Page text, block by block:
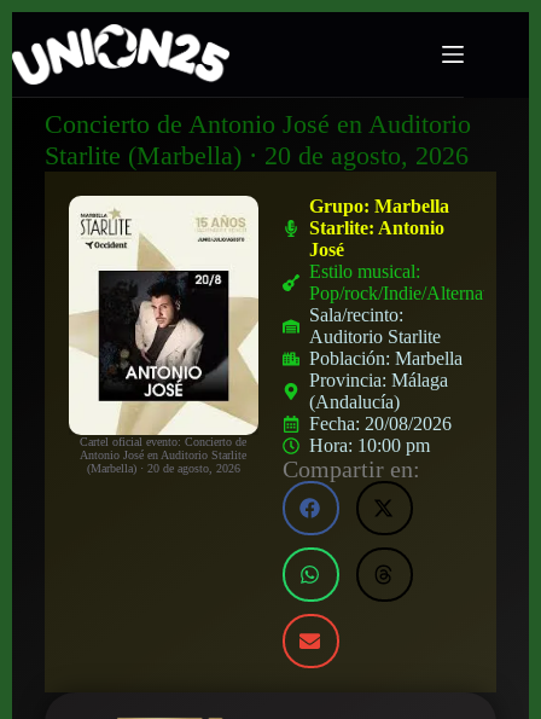
Concierto de Antonio José en Auditorio
Starlite (Marbella) · 20 de agosto, 2026
Cartel oficial evento: Concierto de
Antonio José en Auditorio Starlite
(Marbella) · 20 de agosto, 2026
Grupo:Marbella
Starlite: Antonio
José
Estilo musical:
Pop/rock/Indie/Alternativo
Sala/recinto:
Auditorio Starlite
Población:Marbella
Provincia:Málaga
(Andalucía)
Fecha: 20/08/2026
Hora: 10:00 pm
Compartir en: